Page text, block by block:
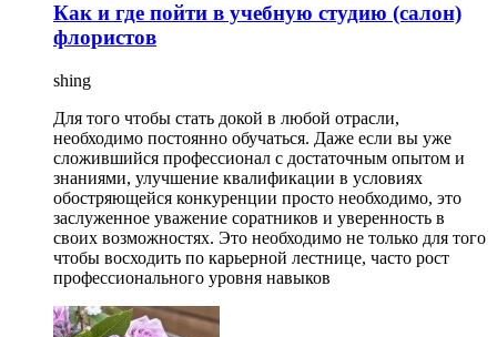
Как и где пойти в учебную студию (салон)
флористов
shing
Для того чтобы стать докой в любой отрасли,
необходимо постоянно обучаться. Даже если вы уже
сложившийся профессионал с достаточным опытом и
знаниями, улучшение квалификации в условиях
обостряющейся конкуренции просто необходимо, это
заслуженное уважение соратников и уверенность в
своих возможностях. Это необходимо не только для того
чтобы восходить по карьерной лестнице, часто рост
профессионального уровня навыков